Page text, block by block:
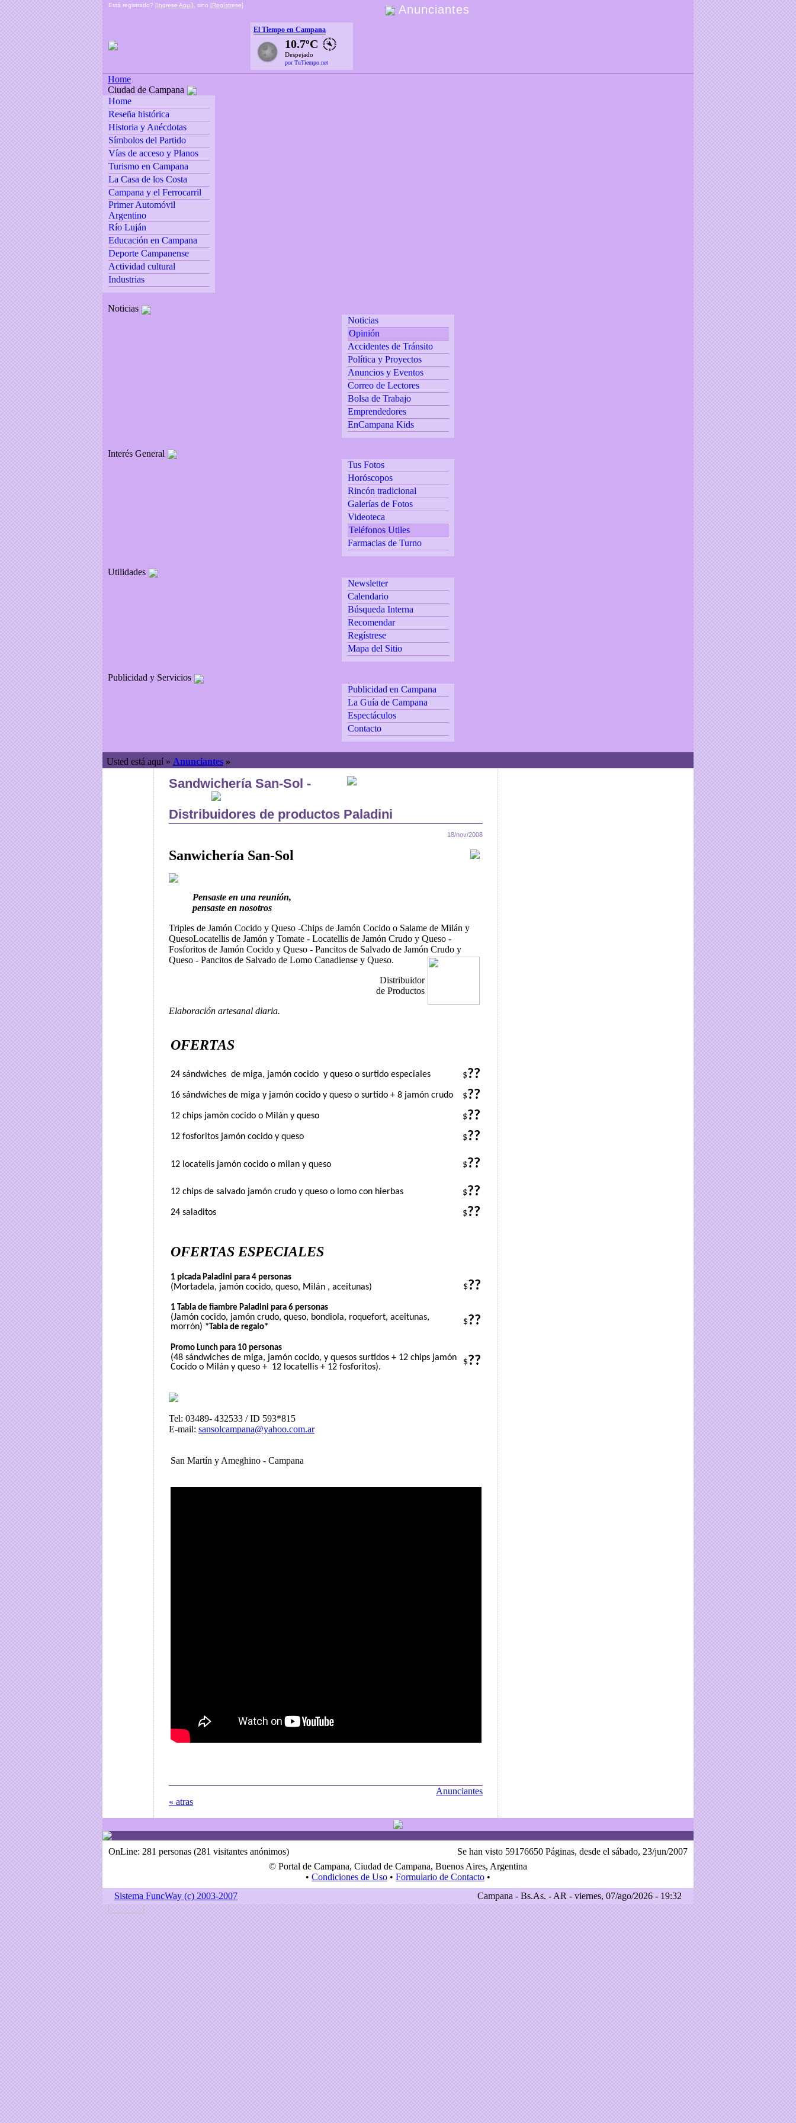
Está registrado? [Ingrese Aquí], sino [Regístrese] Anunciantes
El Tiempo en Campana
10.7ºC
Despejado
por TuTiempo.net
Home
Ciudad de Campana
Home
Reseña histórica
Historia y Anécdotas
Símbolos del Partido
Vías de acceso y Planos
Turismo en Campana
La Casa de los Costa
Campana y el Ferrocarril
Primer Automóvil
Argentino
Río Luján
Educación en Campana
Deporte Campanense
Actividad cultural
Industrias
Noticias
Noticias
Opinión
Accidentes de Tránsito
Política y Proyectos
Anuncios y Eventos
Correo de Lectores
Bolsa de Trabajo
Emprendedores
EnCampana Kids
Interés General
Tus Fotos
Horóscopos
Rincón tradicional
Galerías de Fotos
Videoteca
Teléfonos Utiles
Farmacias de Turno
Utilidades
Newsletter
Calendario
Búsqueda Interna
Recomendar
Regístrese
Mapa del Sitio
Publicidad y Servicios
Publicidad en Campana
La Guía de Campana
Espectáculos
Contacto
Usted está aquí » Anunciantes »
Sandwichería San-Sol -
Distribuidores de productos Paladini
18/nov/2008
Sanwichería San-Sol
Pensaste en una reunión,
pensaste en nosotros
Triples de Jamón Cocido y Queso -Chips de Jamón Cocido o Salame de Milán y
QuesoLocatellis de Jamón y Tomate - Locatellis de Jamón Crudo y Queso -
Fosforitos de Jamón Cocido y Queso - Pancitos de Salvado de Jamón Crudo y
Queso - Pancitos de Salvado de Lomo Canadiense y Queso.
Distribuidor
de Productos
Elaboración artesanal diaria.
OFERTAS
24 sándwiches de miga, jamón cocido y queso o surtido especiales $??
16 sándwiches de miga y jamón cocido y queso o surtido + 8 jamón crudo $??
12 chips jamón cocido o Milán y queso $??
12 fosforitos jamón cocido y queso $??
12 locatelis jamón cocido o milan y queso $??
12 chips de salvado jamón crudo y queso o lomo con hierbas $??
24 saladitos $??
OFERTAS ESPECIALES
1 picada Paladini para 4 personas
(Mortadela, jamón cocido, queso, Milán , aceitunas) $??
1 Tabla de fiambre Paladini para 6 personas
(Jamón cocido, jamón crudo, queso, bondiola, roquefort, aceitunas,
morrón) *Tabla de regalo*
$??
Promo Lunch para 10 personas
(48 sándwiches de miga, jamón cocido, y quesos surtidos + 12 chips jamón
Cocido o Milán y queso + 12 locatellis + 12 fosforitos). $??
Tel: 03489- 432533 / ID 593*815
E-mail: sansolcampana@yahoo.com.ar
San Martín y Ameghino - Campana
Anunciantes
« atras
Se han visto 59176650 Páginas, desde el sábado, 23/jun/2007
OnLine: 281 personas (281 visitantes anónimos)
© Portal de Campana, Ciudad de Campana, Buenos Aires, Argentina
• Condiciones de Uso • Formulario de Contacto •
Campana - Bs.As. - AR - viernes, 07/ago/2026 - 19:32
Sistema FuncWay (c) 2003-2007